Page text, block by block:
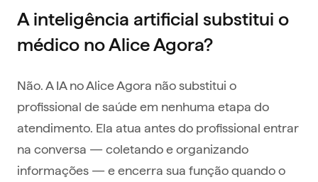
A inteligência artificial substitui o
médico no Alice Agora?
Não. A IA no Alice Agora não substitui o
profissional de saúde em nenhuma etapa do
atendimento. Ela atua antes do profissional entrar
na conversa — coletando e organizando
informações — e encerra sua função quando o